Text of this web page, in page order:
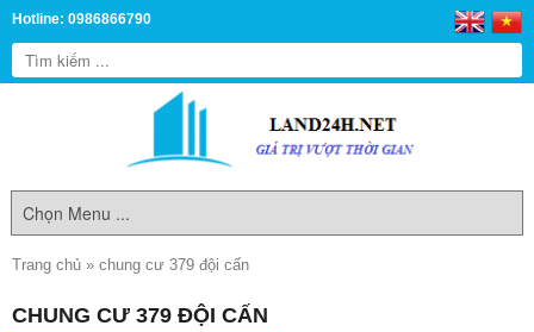
Hotline: 0986866790
Trang chủ » chung cư 379 đội cấn
CHUNG CƯ 379 ĐỘI CẤN